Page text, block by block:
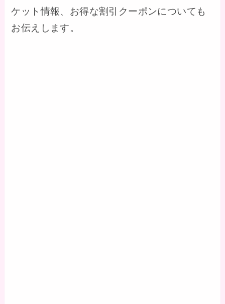
ケット情報、お得な割引クーポンについても
お伝えします。